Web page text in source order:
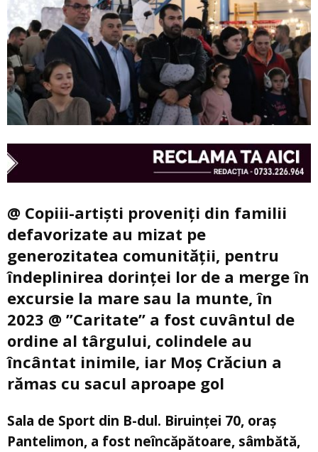
@ Copiii-artiști proveniți din familii
defavorizate au mizat pe
generozitatea comunității, pentru
îndeplinirea dorinței lor de a merge în
excursie la mare sau la munte, în
2023 @ ”Caritate” a fost cuvântul de
ordine al târgului, colindele au
încântat inimile, iar Moș Crăciun a
rămas cu sacul aproape gol
Sala de Sport din B-dul. Biruinței 70, oraș
Pantelimon, a fost neîncăpătoare, sâmbătă,